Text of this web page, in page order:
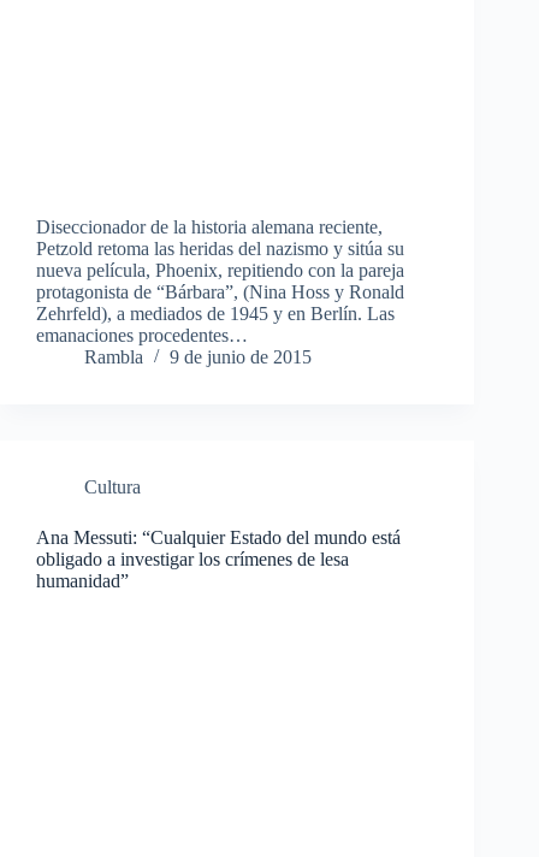
Diseccionador de la historia alemana reciente,
Petzold retoma las heridas del nazismo y sitúa su
nueva película, Phoenix, repitiendo con la pareja
protagonista de “Bárbara”, (Nina Hoss y Ronald
Zehrfeld), a mediados de 1945 y en Berlín. Las
emanaciones procedentes…
Rambla
9 de junio de 2015
Cultura
Ana Messuti: “Cualquier Estado del mundo está
obligado a investigar los crímenes de lesa
humanidad”